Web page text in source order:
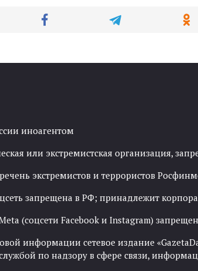
иноагентом
или экстремистская организация,
экстремистов и террористов
запрещена в РФ; принадлежит
(соцсети Facebook и Instagram)
информации сетевое издание
по надзору в сфере связи,